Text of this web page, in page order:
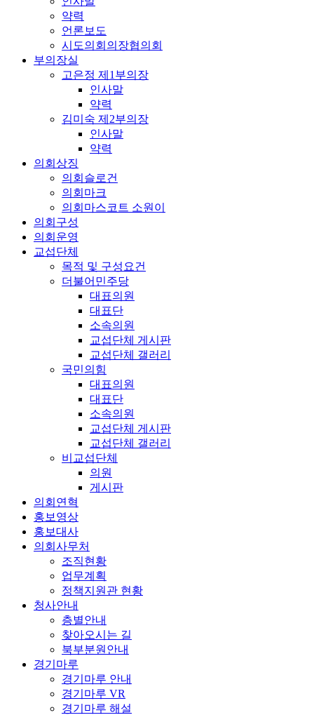
약력
언론보도
시도의회의장협의회
부의장실
고은정 제1부의장
인사말
약력
김미숙 제2부의장
인사말
약력
의회상징
의회슬로건
의회마크
의회마스코트 소원이
의회구성
의회운영
교섭단체
목적 및 구성요건
더불어민주당
대표의원
대표단
소속의원
교섭단체 게시판
교섭단체 갤러리
국민의힘
대표의원
대표단
소속의원
교섭단체 게시판
교섭단체 갤러리
비교섭단체
의원
게시판
의회연혁
홍보영상
홍보대사
의회사무처
조직현황
업무계획
정책지원관 현황
청사안내
층별안내
찾아오시는 길
북부분원안내
경기마루
경기마루 안내
경기마루 VR
경기마루 해설